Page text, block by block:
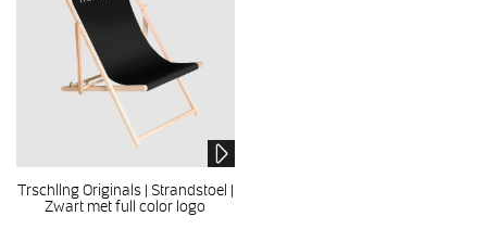
Trschllng Originals | Strandstoel |
Zwart met full color logo